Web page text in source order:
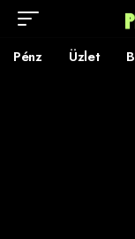
Pénz Üzlet